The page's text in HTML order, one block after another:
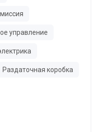
управление
Раздаточная коробка